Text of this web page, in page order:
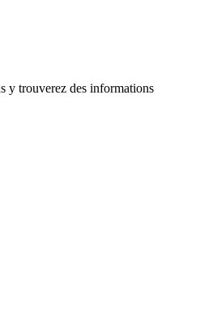
y trouverez des informations